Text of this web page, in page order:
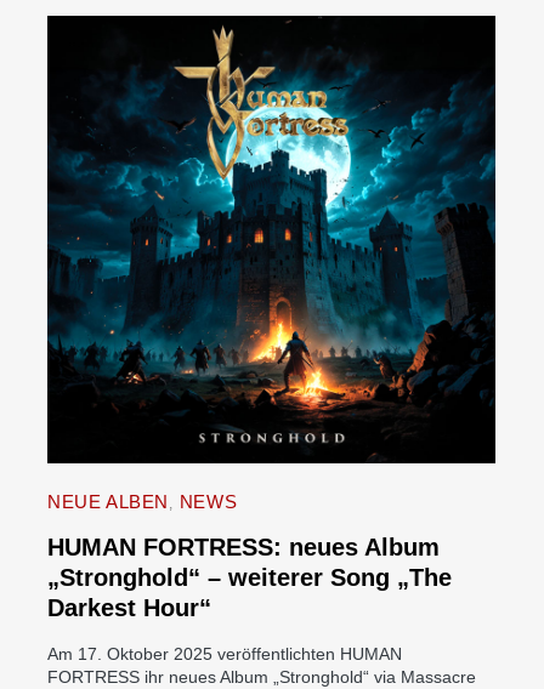
NEUE ALBEN NEWS
HUMAN FORTRESS: neues Album
„Stronghold“ – weiterer Song „The
Darkest Hour“
Am 17. Oktober 2025 veröffentlichten HUMAN
FORTRESS ihr neues Album „Stronghold“ via Massacre